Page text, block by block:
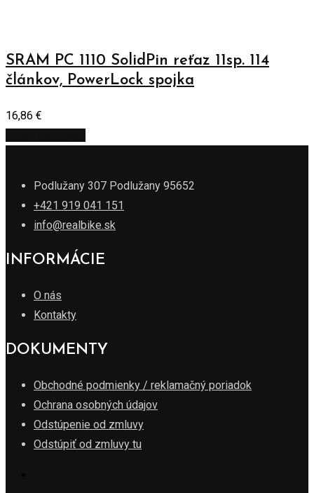
SRAM PC 1110 SolidPin reťaz 11sp. 114
článkov, PowerLock spojka
16,86 €
Podlužany 307 Podlužany 95652
+421 919 041 151
info@realbike.sk
INFORMÁCIE
O nás
Kontakty
DOKUMENTY
Obchodné podmienky / reklamačný poriadok
Ochrana osobných údajov
Odstúpenie od zmluvy
Odstúpiť od zmluvy tu